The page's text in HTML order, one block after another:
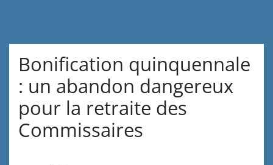
Bonification quinquennale
: un abandon dangereux
pour la retraite des
Commissaires